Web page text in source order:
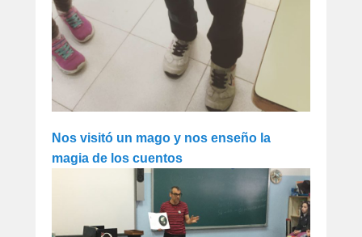
Nos visitó un mago y nos enseño la
magia de los cuentos